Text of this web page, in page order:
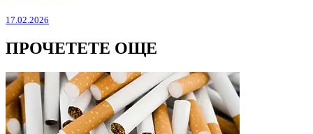
17.02.2026
ПРОЧЕТЕТЕ ОЩЕ